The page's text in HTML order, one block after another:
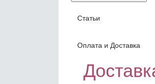
Статьи
Оплата и Доставка